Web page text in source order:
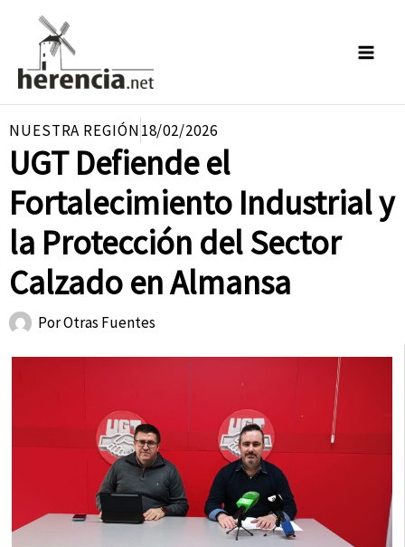
contenido
NUESTRA REGIÓN18/02/2026
UGT Defiende el
Fortalecimiento Industrial y
la Protección del Sector
Calzado en Almansa
PorOtras Fuentes